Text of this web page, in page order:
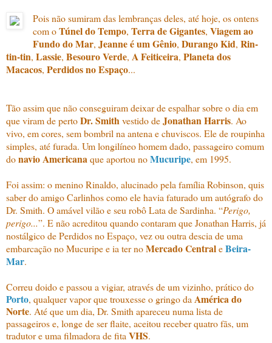
Pois não sumiram das lembranças deles, até hoje, os ontens
com oTúnel do Tempo, Terra de Gigantes, Viagem ao
Fundo do Mar, Jeanne é um Gênio, Durango Kid, Rin-
tin-tin, Lassie, Besouro Verde, A Feiticeira, Planeta dos
Macacos, Perdidos no Espaço...
Tão assim que não conseguiram deixar de espalhar sobre o dia em
que viram de pertoDr. Smith vestido deJonathan Harris. Ao
vivo, em cores, sem bombril na antena e chuviscos. Ele de roupinha
simples, até furada. Um longilíneo homem dado, passageiro comum
donavio Americana que aportou noMucuripe, em 1995.
Foi assim: o menino Rinaldo, alucinado pela família Robinson, quis
saber do amigo Carlinhos como ele havia faturado um autógrafo do
Dr. Smith. O amável vilão e seu robô Lata de Sardinha. “Perigo,
perigo...”. E não acreditou quando contaram que Jonathan Harris, já
nostálgico de Perdidos no Espaço, vez ou outra descia de uma
embarcação no Mucuripe e ia ter noMercado CentraleBeira-
Mar.
Correu doido e passou a vigiar, através de um vizinho, prático do
Porto, qualquer vapor que trouxesse o gringo da América do
Norte. Até que um dia, Dr. Smith apareceu numa lista de
passageiros e, longe de ser flaite, aceitou receber quatro fãs, um
tradutor e uma filmadora de fita VHS.